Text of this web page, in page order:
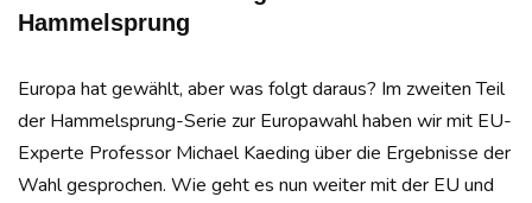
Hammelsprung
Europa hat gewählt, aber was folgt daraus? Im zweiten Teil
der Hammelsprung-Serie zur Europawahl haben wir mit EU-
Experte Professor Michael Kaeding über die Ergebnisse der
Wahl gesprochen. Wie geht es nun weiter mit der EU und